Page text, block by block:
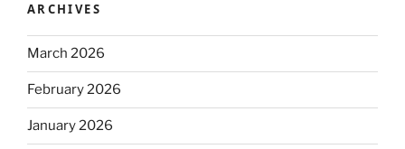
ARCHIVES
March 2026
February 2026
January 2026